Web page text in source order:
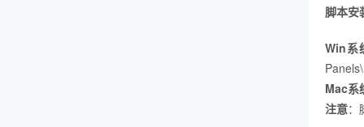
脚本安
Win系
Panels\
Mac系
注意：